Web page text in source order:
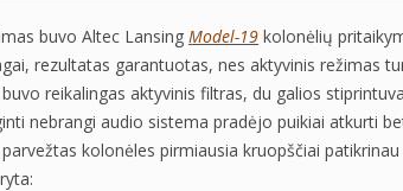
buvo Altec Lansing Model-19 kolonėlių
rezultatas garantuotas, nes aktyvinis režimas
reikalingas aktyvinis filtras, du galios
nebrangi audio sistema pradėjo puikiai atkurti
kolonėles pirmiausia kruopščiai